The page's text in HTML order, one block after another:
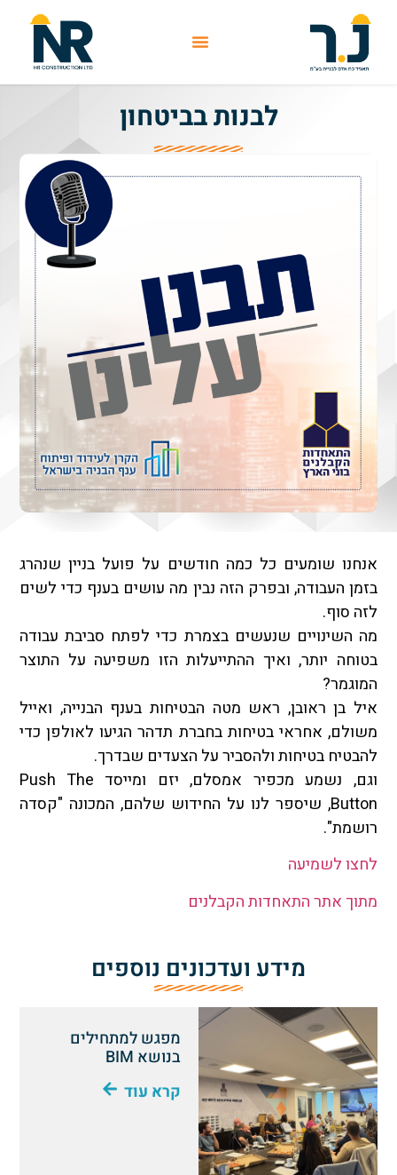
לבנות בביטחון
אנחנו שומעים כל כמה חודשים על פועל בניין שנהרג
בזמן העבודה, ובפרק הזה נבין מה עושים בענף כדי לשים
לזה סוף.
מה השינויים שנעשים בצמרת כדי לפתח סביבת עבודה
בטוחה יותר, ואיך ההתייעלות הזו משפיעה על התוצר
המוגמר?
איל בן ראובן, ראש מטה הבטיחות בענף הבנייה, ואייל
משולם, אחראי בטיחות בחברת תדהר הגיעו לאולפן כדי
להבטיח בטיחות ולהסביר על הצעדים שבדרך.
וגם, נשמע מכפיר אמסלם, יזם ומייסד Push The
Button, שיספר לנו על החידוש שלהם, המכונה "קסדה
רושמת".
לחצו לשמיעה
מתוך אתר התאחדות הקבלנים
מידע ועדכונים נוספים
מפגש למתחילים
בנושא BIM
קרא עוד